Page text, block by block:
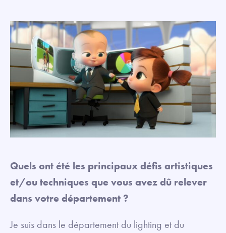
Quels ont été les principaux défis artistiques
et/ou techniques que vous avez dû relever
dans votre département ?
Je suis dans le département du lighting et du